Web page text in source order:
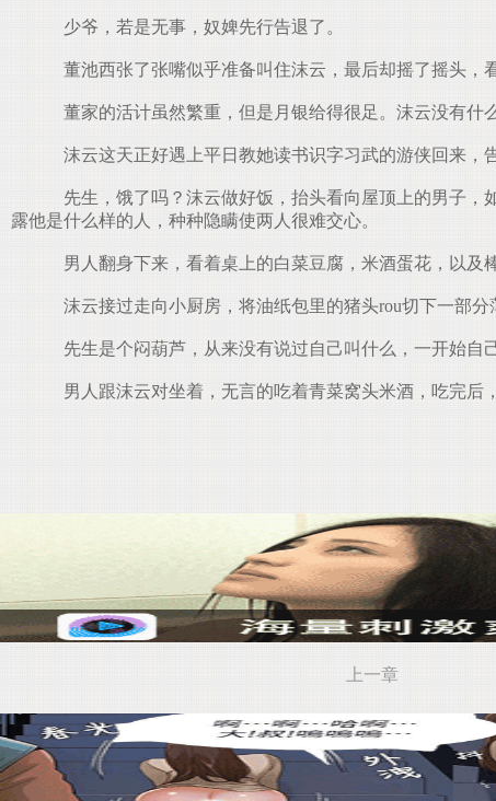
少爷，若是无事，奴婢先行告退了。
董池西张了张嘴似乎准备叫住沫云，最后却摇了摇头，
董家的活计虽然繁重，但是月银给得很足。沫云没有什
沫云这天正好遇上平日教她读书识字习武的游侠回来，
先生，饿了吗？沫云做好饭，抬头看向屋顶上的男子，
露他是什么样的人，种种隐瞒使两人很难交心。
男人翻身下来，看着桌上的白菜豆腐，米酒蛋花，以及
沫云接过走向小厨房，将油纸包里的猪头rou切下一部分
先生是个闷葫芦，从来没有说过自己叫什么，一开始自
男人跟沫云对坐着，无言的吃着青菜窝头米酒，吃完后
上一章